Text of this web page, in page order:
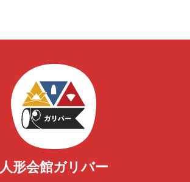
人形会館ガリバー